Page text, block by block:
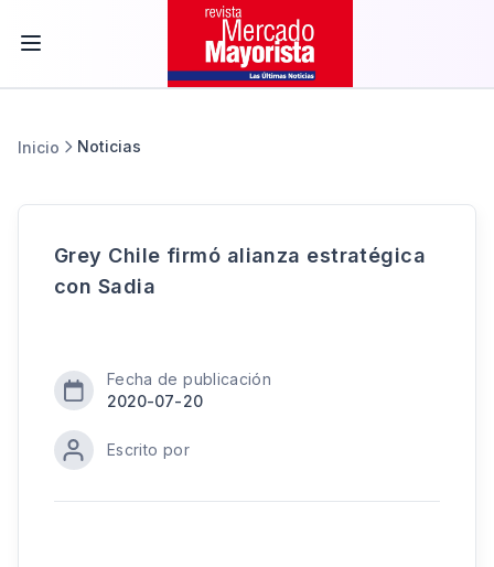
Inicio Noticias
Grey Chile firmó alianza estratégica
con Sadia
Fecha de publicación
2020-07-20
Escrito por